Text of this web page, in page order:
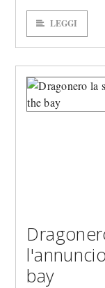
LEGGI
bay